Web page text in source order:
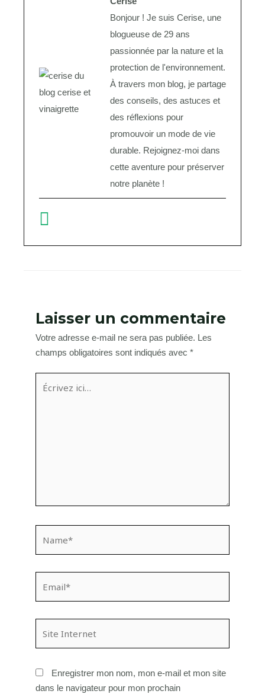
Bonjour ! Je suis Cerise, une
blogueuse de 29 ans
passionnée par la nature et la
protection de l'environnement.
À travers mon blog, je partage
des conseils, des astuces et
des réflexions pour
promouvoir un mode de vie
durable. Rejoignez-moi dans
cette aventure pour préserver
notre planète !
Laisser un commentaire
Votre adresse e-mail ne sera pas publiée. Les
champs obligatoires sont indiqués avec *
ici…
Internet
Enregistrer mon nom, mon e-mail et mon site
dans le navigateur pour mon prochain